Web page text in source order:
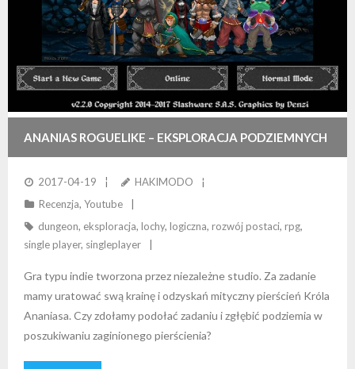
ANANIAS ROGUELIKE – EKSPLORACJA PODZIEMNYCH
LOCHÓW W POSZUKIWANIU PIERŚCIENIA KRÓLA
2017-04-19
HAKIMODO
Recenzja, Youtube
dungeon, eksploracja, lochy, logiczna, rozwój postaci, rpg,
single player, singleplayer
Gra typu indie tworzona przez niezależne studio. Za zadanie
mamy uratować swą krainę i odzyskań mityczny pierścień Króla
Ananiasa. Czy zdołamy podołać zadaniu i zgłębić podziemia w
poszukiwaniu zaginionego pierścienia?